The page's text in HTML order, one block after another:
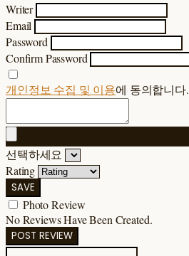
Writer
Email
Password
Confirm Password
개인정보 수집 및 이용에 동의합니다.
선택하세요
Rating
SAVE
Photo Review
No Reviews Have Been Created.
POST REVIEW